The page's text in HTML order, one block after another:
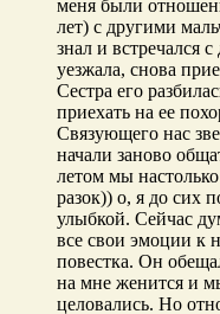
меня были
лет) с другими
знал и встречался
уезжала, снова
Сестра его
приехать на ее
Связующего нас
начали заново
летом мы
разок)) о, я до сих
улыбкой. Сейчас
все свои эмоции к
повестка. Он
на мне женится и
целовались. Но